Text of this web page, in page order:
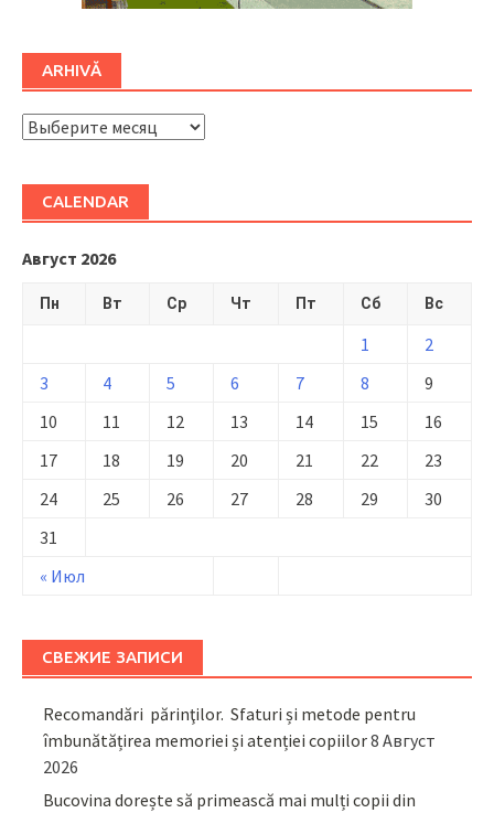
ARHIVĂ
ARHIVĂ
CALENDAR
Август 2026
Пн Вт Ср Чт Пт Сб Вс
« Июл
1
2
3
4 5 6 7 8
9
10
11 12 13 14 15
16
17
18 19 20 21 22
23
24
25 26 27 28 29
30
31
СВЕЖИЕ ЗАПИСИ
Recomandări părinţilor. Sfaturi și metode pentru
îmbunătățirea memoriei și atenției copiilor8 Август
2026
Bucovina dorește să primească mai mulți copii din